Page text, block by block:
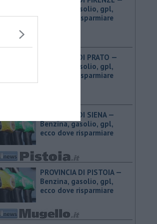
Benzina, gasolio, gpl,
ecco dove risparmiare
PROVINCIA DI PRATO — ​
Benzina, gasolio, gpl,
ecco dove risparmiare
PROVINCIA DI SIENA — ​
Benzina, gasolio, gpl,
ecco dove risparmiare
PROVINCIA DI PISTOIA — ​
Benzina, gasolio, gpl,
ecco dove risparmiare